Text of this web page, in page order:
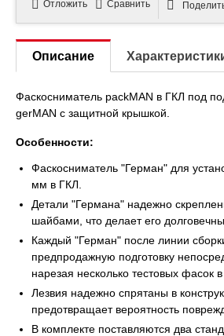
Отложить Сравнить
Описание
Фаскосниматель packMAN в ГКЛ под
gerMAN с защитной крышкой.
Особенности:
Фаскосниматель "Герман" для
мм в ГКЛ.
Детали "Германа" надежно
шайбами, что делает его
Каждый "Герман" после линии
предпродажную подготовку
нарезая несколько тестовых фасок в
Лезвия надежно спрятаны в
предотвращает вероятность
В комплекте поставляются два